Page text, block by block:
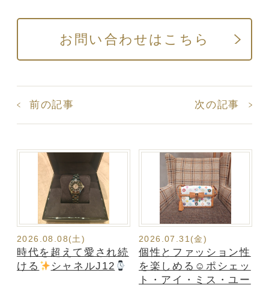
お問い合わせはこちら
前の記事 次の記事
2026.08.08(土)
時代を超えて愛され続
ける
シャネルJ12
2026.07.31(金)
個性とファッション性
を楽しめる☺ポシェッ
ト・アイ・ミス・ユー